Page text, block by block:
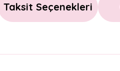
Taksit Seçenekleri